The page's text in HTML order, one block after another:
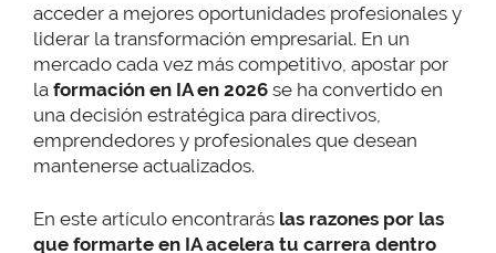
acceder a mejores oportunidades profesionales y
liderar la transformación empresarial. En un
mercado cada vez más competitivo, apostar por
la formación en IA en 2026 se ha convertido en
una decisión estratégica para directivos,
emprendedores y profesionales que desean
mantenerse actualizados.
En este artículo encontrarás las razones por las
que formarte en IA acelera tu carrera dentro